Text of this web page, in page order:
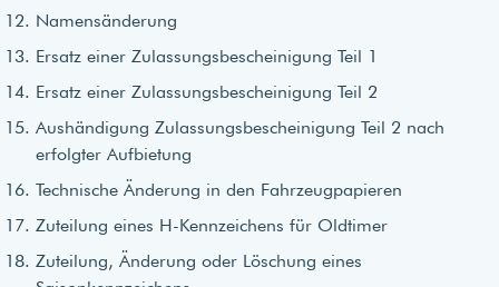
Namensänderung
Ersatz einer Zulassungsbescheinigung Teil 1
Ersatz einer Zulassungsbescheinigung Teil 2
Aushändigung Zulassungsbescheinigung Teil 2 nach
erfolgter Aufbietung
Technische Änderung in den Fahrzeugpapieren
Zuteilung eines H-Kennzeichens für Oldtimer
Zuteilung, Änderung oder Löschung eines